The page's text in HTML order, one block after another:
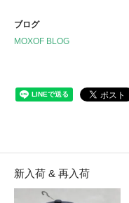
ブログ
MOXOF BLOG
新入荷 & 再入荷